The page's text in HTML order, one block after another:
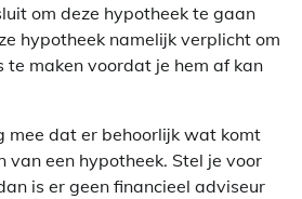
om deze hypotheek te gaan
hypotheek namelijk verplicht om
te maken voordat je hem af kan
mee dat er behoorlijk wat komt
van een hypotheek. Stel je voor
is er geen financieel adviseur